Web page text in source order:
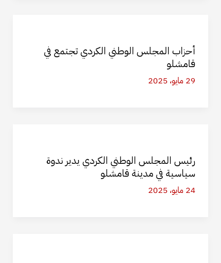
أحزاب المجلس الوطني الكردي تجتمع في
قامشلو
29 مايو، 2025
رئيس المجلس الوطني الكردي يدير ندوة
سياسية في مدينة قامشلو
24 مايو، 2025